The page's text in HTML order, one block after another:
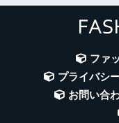
ファ
プライバシ
お問い合